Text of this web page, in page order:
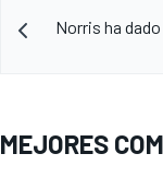
Norris ha
MEJORES